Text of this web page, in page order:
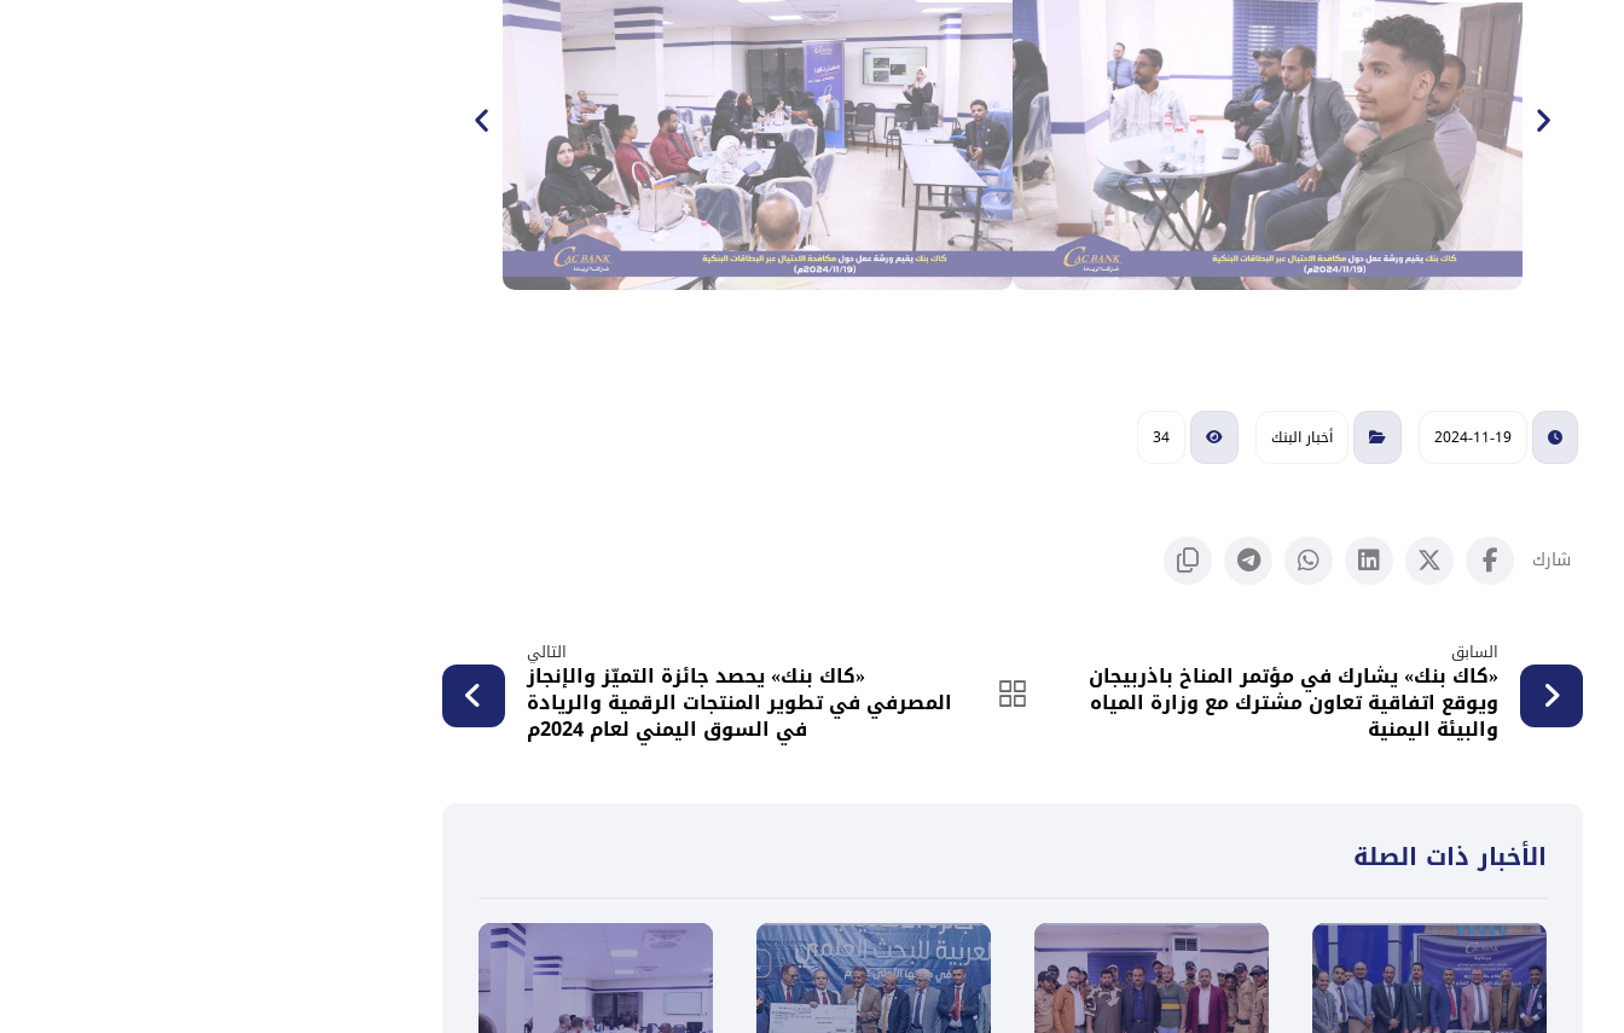
2024-11-19 أخبار البنك 34
السابق
«كاك بنك» يشارك في مؤتمر المناخ باذربيجان
ويوقع اتفاقية تعاون مشترك مع وزارة المياه
والبيئة اليمنية
التالي
«كاك بنك» يحصد جائزة التميّز والإنجاز
المصرفي في تطوير المنتجات الرقمية والريادة
في السوق اليمني لعام 2024م
الأخبار ذات الصلة